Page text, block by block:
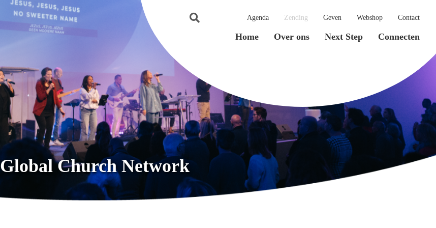
Agenda Zending Geven Webshop Contact
Home Over ons Next Step Connecten
Global Church Network